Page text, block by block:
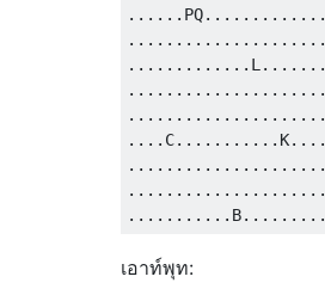
เอาท์พุท: